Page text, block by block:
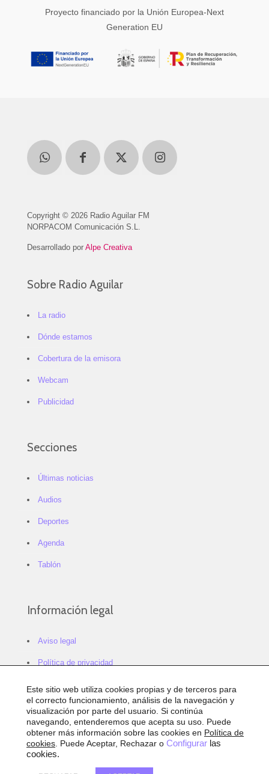
Proyecto financiado por la Unión Europea-Next
Generation EU
Copyright © 2026 Radio Aguilar FM
NORPACOM Comunicación S.L.
Desarrollado por Alpe Creativa
Sobre Radio Aguilar
La radio
Dónde estamos
Cobertura de la emisora
Webcam
Publicidad
Secciones
Últimas noticias
Audios
Deportes
Agenda
Tablón
Información legal
Aviso legal
Política de privacidad
Política de cookies
Configurar cookies
Sitemap
Accesibilidad
Este sitio web utiliza cookies propias y de terceros para
el correcto funcionamiento, análisis de la navegación y
visualización por parte del usuario. Si continúa
navegando, entenderemos que acepta su uso. Puede
obtener más información sobre las cookies en Política de
cookies . Puede Aceptar, Rechazar o Configurar las
cookies.